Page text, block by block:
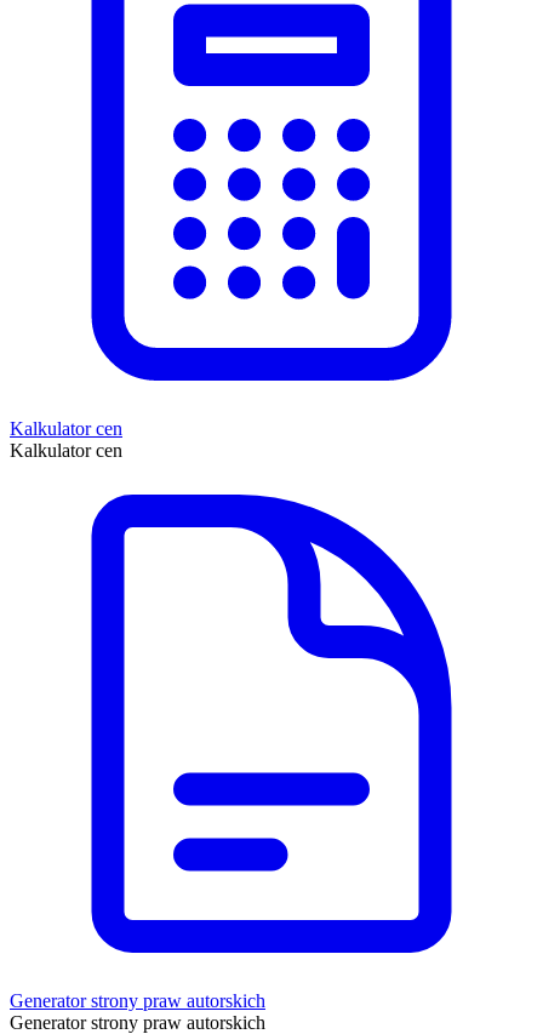
Kalkulator cen
Kalkulator cen
Generator strony praw autorskich
Generator strony praw autorskich